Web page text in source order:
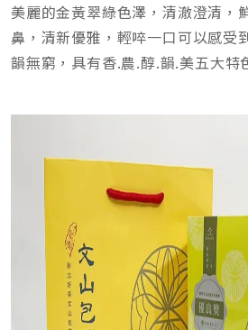
美麗的金黃翠綠色澤，清澈澄清，
鼻，清新優雅，輕啐一口可以感受
韻無窮，具有香.農.醇.韻.美五大特